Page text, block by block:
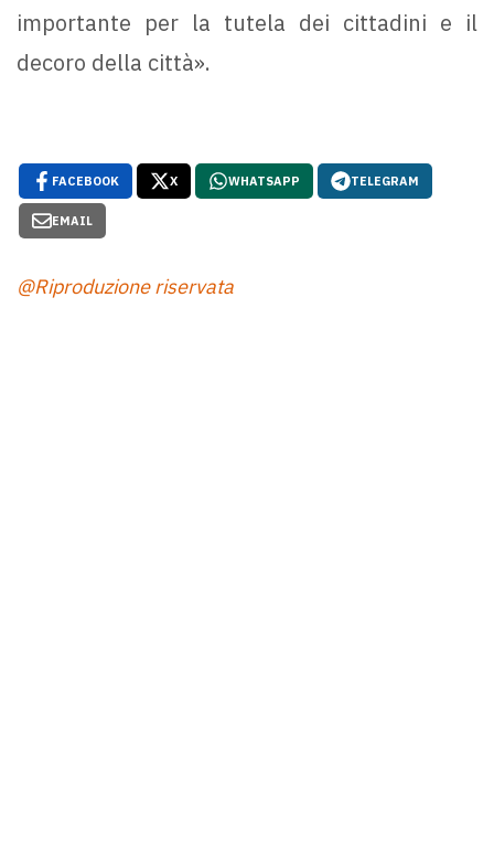
importante per la tutela dei cittadini e il
decoro della città».
FACEBOOK X WHATSAPP TELEGRAM
EMAIL
@Riproduzione riservata